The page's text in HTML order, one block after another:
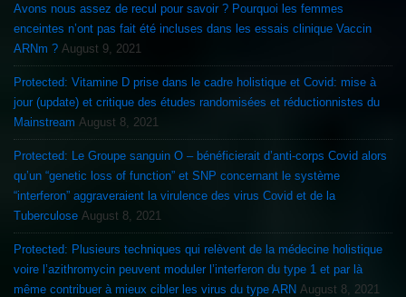
Avons nous assez de recul pour savoir ? Pourquoi les femmes
enceintes n’ont pas fait été incluses dans les essais clinique Vaccin
ARNm ? August 9, 2021
Protected: Vitamine D prise dans le cadre holistique et Covid: mise à
jour (update) et critique des études randomisées et réductionnistes du
Mainstream August 8, 2021
Protected: Le Groupe sanguin O – bénéficierait d’anti-corps Covid alors
qu’un “genetic loss of function” et SNP concernant le système
“interferon” aggraveraient la virulence des virus Covid et de la
Tuberculose August 8, 2021
Protected: Plusieurs techniques qui relèvent de la médecine holistique
voire l’azithromycin peuvent moduler l’interferon du type 1 et par là
même contribuer à mieux cibler les virus du type ARN August 8, 2021